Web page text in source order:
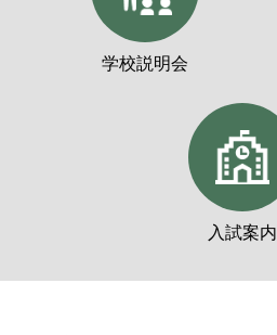
学校説明会
入試案内